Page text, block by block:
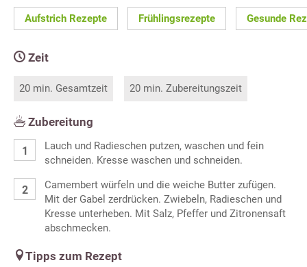
Aufstrich Rezepte Frühlingsrezepte Gesunde
Zeit
20 min. Gesamtzeit 20 min. Zubereitungszeit
Zubereitung
Lauch und Radieschen putzen, waschen und fein
schneiden. Kresse waschen und schneiden.
Camembert würfeln und die weiche Butter zufügen.
Mit der Gabel zerdrücken. Zwiebeln, Radieschen und
Kresse unterheben. Mit Salz, Pfeffer und Zitronensaft
abschmecken.
Tipps zum Rezept